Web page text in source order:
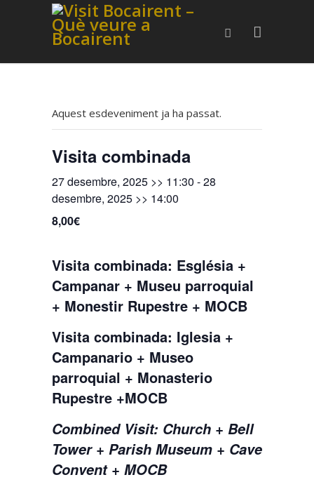
Aquest esdeveniment ja ha passat.
Visita combinada
27 desembre, 2025 >> 11:30 -28
desembre, 2025 >> 14:00
8,00€
Visita combinada: Església +
Campanar + Museu parroquial
+ Monestir Rupestre + MOCB
Visita combinada: Iglesia +
Campanario + Museo
parroquial + Monasterio
Rupestre +MOCB
Combined Visit: Church + Bell
Tower + Parish Museum + Cave
Convent + MOCB